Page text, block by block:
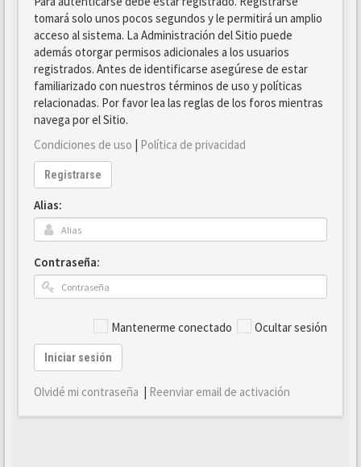
tomará solo unos pocos segundos y le permitirá un amplio
acceso al sistema. La Administración del Sitio puede
además otorgar permisos adicionales a los usuarios
registrados. Antes de identificarse asegúrese de estar
familiarizado con nuestros términos de uso y políticas
relacionadas. Por favor lea las reglas de los foros mientras
navega por el Sitio.
Condiciones de uso | Política de privacidad
Registrarse
Alias:
Contraseña:
Mantenerme conectado Ocultar sesión
Iniciar sesión
Olvidé mi contraseña | Reenviar email de activación